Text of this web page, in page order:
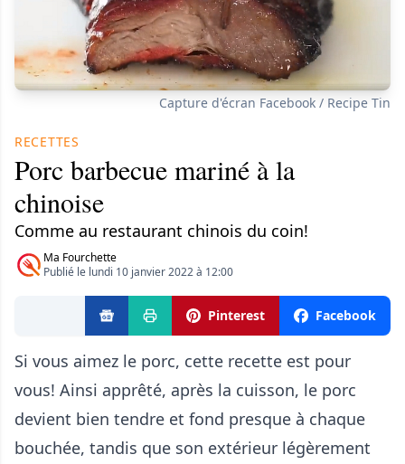
Capture d'écran Facebook / Recipe Tin
RECETTES
Porc barbecue mariné à la
chinoise
Comme au restaurant chinois du coin!
Ma Fourchette
Publié le lundi 10 janvier 2022 à 12:00
Pinterest Facebook
Si vous aimez le porc, cette recette est pour
vous! Ainsi apprêté, après la cuisson, le porc
devient bien tendre et fond presque à chaque
bouchée, tandis que son extérieur légèrement